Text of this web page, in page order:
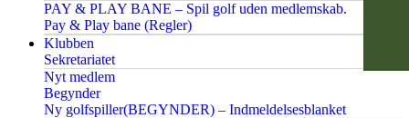
PAY & PLAY BANE – Spil golf uden medlemskab.
Pay & Play bane (Regler)
Klubben
Sekretariatet
Nyt medlem
Begynder
Ny golfspiller(BEGYNDER) – Indmeldelsesblanket